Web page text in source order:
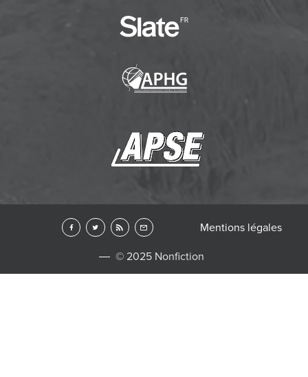
© 2025 Nonfiction
Mentions légales